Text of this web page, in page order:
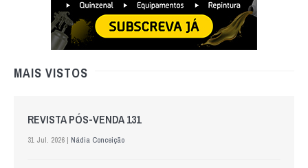
MAIS VISTOS
REVISTA PÓS-VENDA 131
31 Jul. 2026 | Nádia Conceição